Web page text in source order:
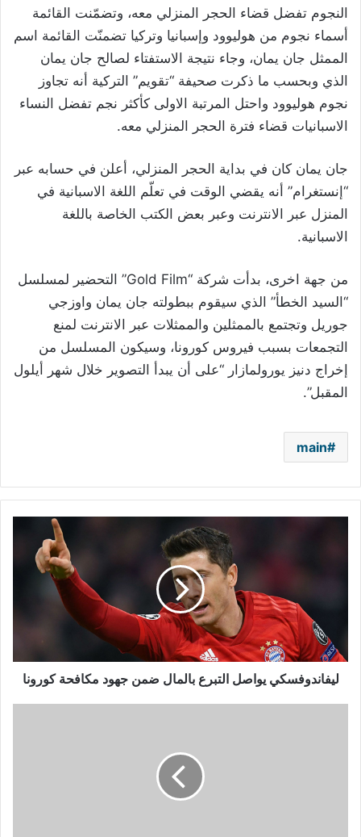
النجوم تفضل قضاء الحجر المنزلي معه، وتضمّنت القائمة
أسماء نجوم من هوليوود وإسبانيا وتركيا تضمنّت القائمة اسم
الممثل جان يمان، وجاء نتيجة الاستفتاء لصالح جان يمان
الذي وبحسب ما ذكرت صحيفة “تقويم” التركية أنه تجاوز
نجوم هوليوود واحتل المرتبة الاولى كأكثر نجم تفضل النساء
الاسبانيات قضاء فترة الحجر المنزلي معه.
جان يمان كان في بداية الحجر المنزلي، أعلن في حسابه عبر
“إنستغرام” أنه يقضي الوقت في تعلّم اللغة الاسبانية في
المنزل عبر الانترنت وعبر بعض الكتب الخاصة باللغة
الاسبانية.
من جهة اخرى، بدأت شركة “Gold Film” التحضير لمسلسل
“السيد الخطأ” الذي سيقوم ببطولته جان يمان واوزجي
جوريل وتجتمع بالممثلين والممثلات عبر الانترنت لمنع
التجمعات بسبب فيروس كورونا، وسيكون المسلسل من
إخراج دنيز يورولمازار “على أن يبدأ التصوير خلال شهر أيلول
المقبل”.
main
مكافحة
كورونا
ليفاندوفسكي يواصل التبرع بالمال ضمن جهود مكافحة كورونا